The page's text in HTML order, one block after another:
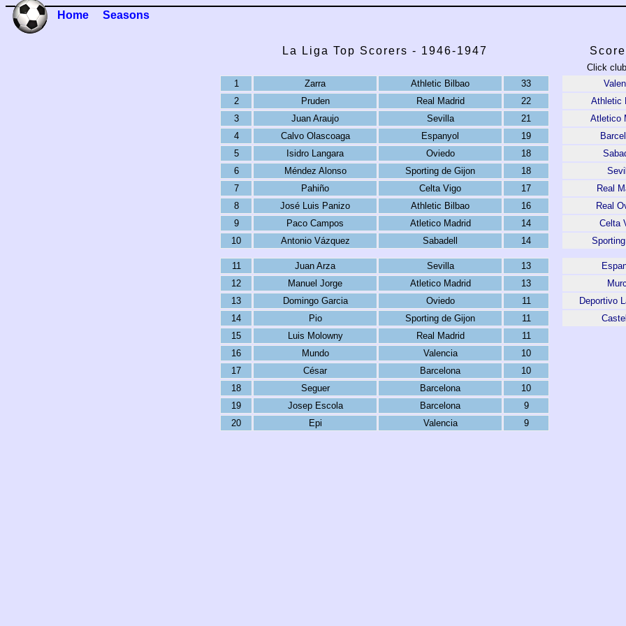
Home Seasons
La Liga Top Scorers - 1946-1947
Click
1
Zarra Athletic Bilbao 33
2
Pruden Real Madrid 22 Athletic
3
Juan Araujo Sevilla 21 Atletico
4
Calvo Olascoaga Espanyol 19
5
Isidro Langara Oviedo 18
6
Méndez Alonso Sporting de Gijon 18
7
Pahiño Celta Vigo 17 Real
8
José Luis Panizo Athletic Bilbao 16 Real
9
Paco Campos Atletico Madrid 14 Celta
10
Antonio Vázquez Sabadell 14
11 Juan Arza Sevilla 13
12
Manuel Jorge Atletico Madrid 13
13
Domingo Garcia Oviedo 11 Deportivo
14
Pio Sporting de Gijon 11
15
Luis Molowny Real Madrid
11
16
Mundo Valencia
10
17
César Barcelona
10
18
Seguer Barcelona
10
19
Josep Escola Barcelona
9
20
Epi Valencia 9